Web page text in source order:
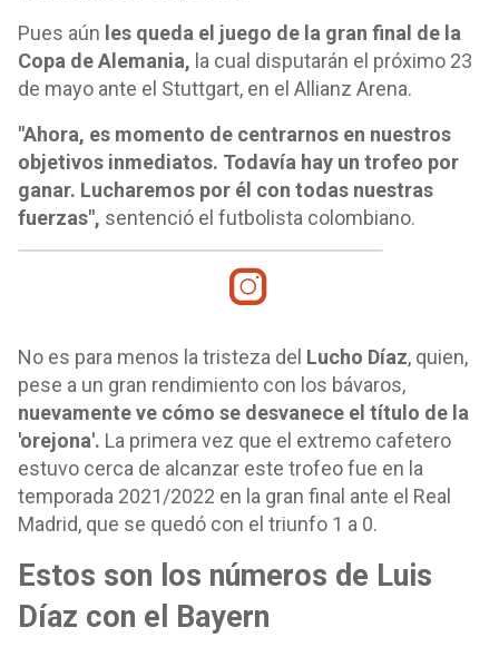
Pues aún les queda el juego de la gran final de la
Copa de Alemania, la cual disputarán el próximo 23
de mayo ante el Stuttgart, en el Allianz Arena.
"Ahora, es momento de centrarnos en nuestros
objetivos inmediatos. Todavía hay un trofeo por
ganar. Lucharemos por él con todas nuestras
fuerzas", sentenció el futbolista colombiano.
No es para menos la tristeza del Lucho Díaz, quien,
pese a un gran rendimiento con los bávaros,
nuevamente ve cómo se desvanece el título de la
'orejona'. La primera vez que el extremo cafetero
estuvo cerca de alcanzar este trofeo fue en la
temporada 2021/2022 en la gran final ante el Real
Madrid, que se quedó con el triunfo 1 a 0.
Estos son los números de Luis
Díaz con el Bayern